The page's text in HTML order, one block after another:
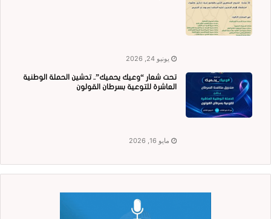
يونيو 24, 2026
تحت شعار “وعيك يحميك”.. تدشين الحملة الوطنية
العاشرة للتوعية بسرطان القولون
مايو 16, 2026